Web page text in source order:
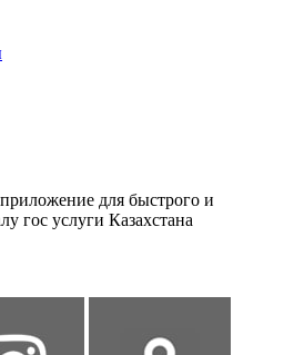
для быстрого и
гос услуги Казахстана